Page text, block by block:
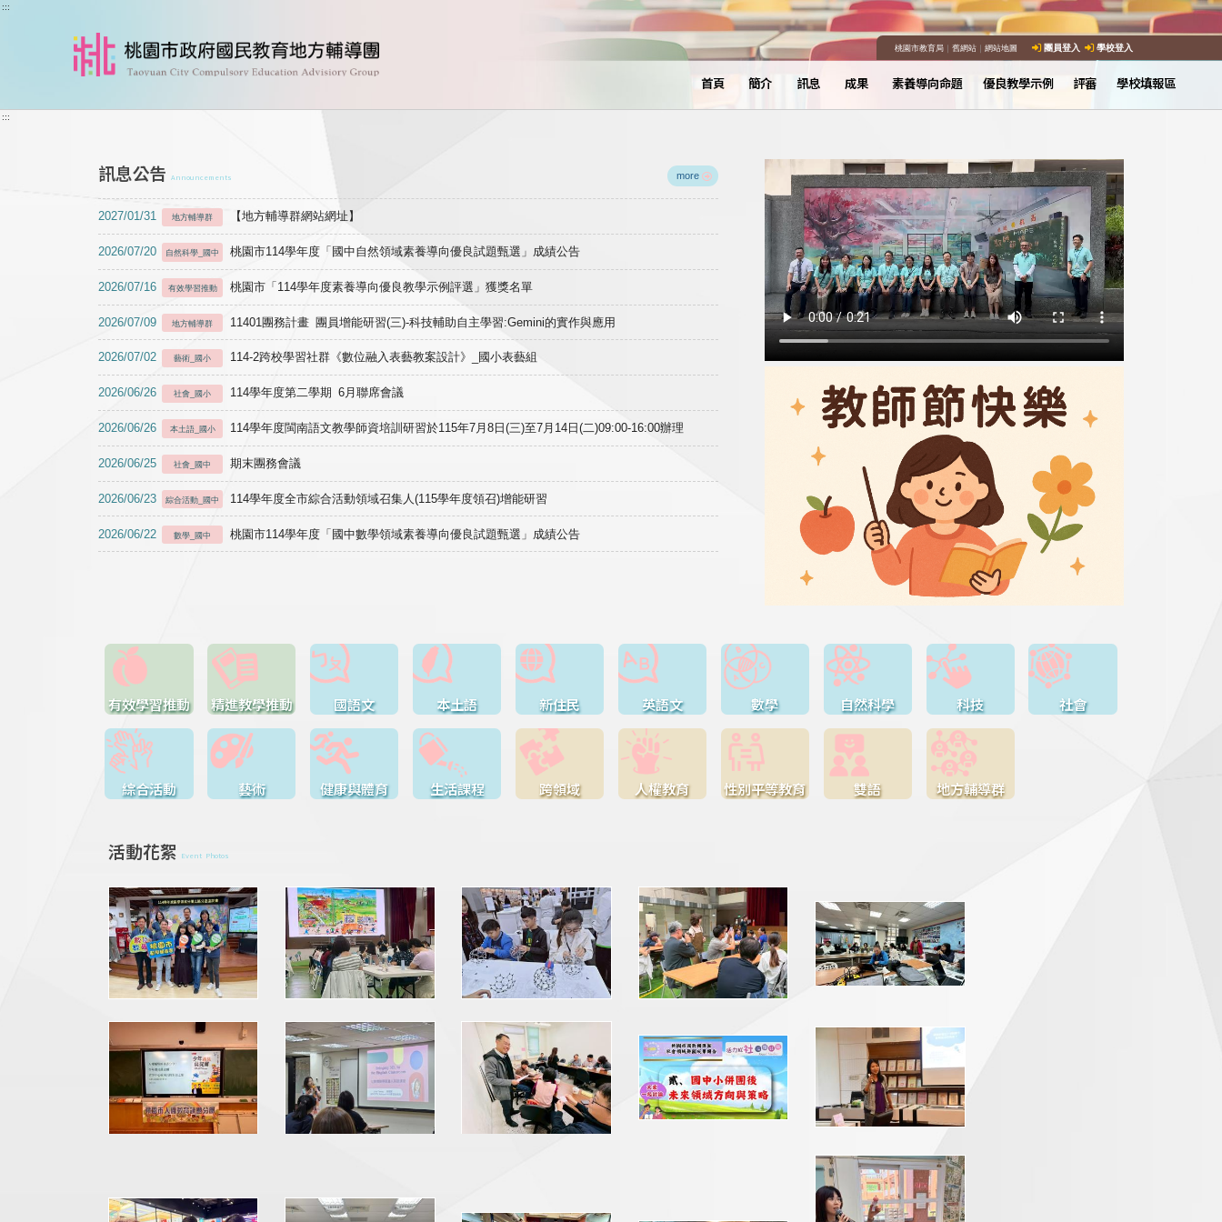
跳到主要內容
:::
桃園市教育局｜ 舊網站｜ 網站地圖 團員登入 學校登入
首頁 簡介 訊息 成果 素養導向命題 優良教學示例 評審 學校填報區
:::
訊息公告 Announcements more
2027/01/31 地方輔導群 【地方輔導群網站網址】
2026/07/20 自然科學_國中 桃園市114學年度「國中自然領域素養導向優良試題甄選」成績公告
2026/07/16 有效學習推動 桃園市「114學年度素養導向優良教學示例評選」獲獎名單
2026/07/09 地方輔導群 11401團務計畫 團員增能研習(三)-科技輔助自主學習:Gemini的實作與應用
2026/07/02 藝術_國小 114-2跨校學習社群《數位融入表藝教案設計》_國小表藝組
2026/06/26 社會_國小 114學年度第二學期 6月聯席會議
2026/06/26 本土語_國小 114學年度閩南語文教學師資培訓研習於115年7月8日(三)至7月14日(二)09:00-16:00辦理
2026/06/25 社會_國中 期末團務會議
2026/06/23 綜合活動_國中 114學年度全市綜合活動領域召集人(115學年度領召)增能研習
2026/06/22 數學_國中 桃園市114學年度「國中數學領域素養導向優良試題甄選」成績公告
有效學習推動 精進教學推動 國語文 本土語 新住民 英語文 數學 自然科學 科技 社會
綜合活動 藝術 健康與體育 生活課程 跨領域 人權教育 性別平等教育 雙語 地方輔導群
活動花絮 Event Photos